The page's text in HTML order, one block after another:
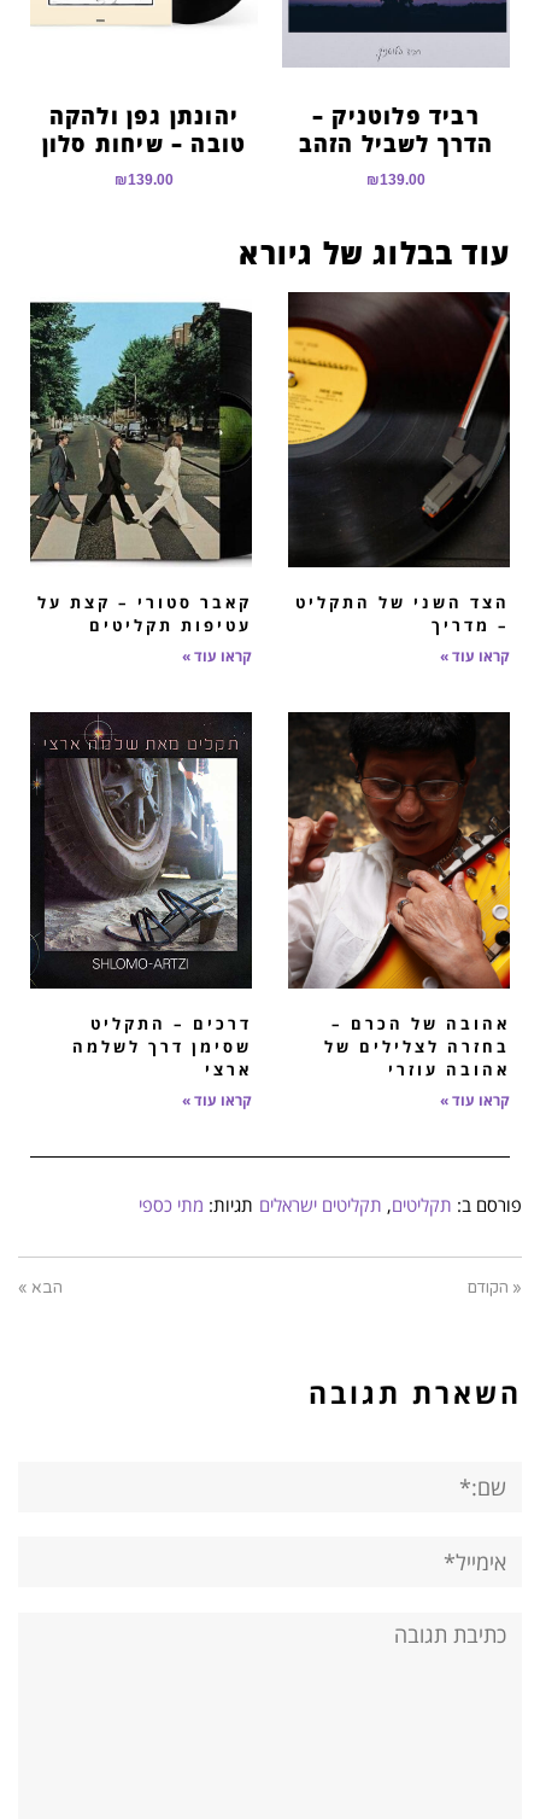
רביד פלוטניק –
הדרך לשביל הזהב
₪139.00
יהונתן גפן ולהקה
טובה – שיחות סלון
₪139.00
עוד בבלוג של גיורא
הצד השני של התקליט
– מדריך
קראו עוד »
קאבר סטורי – קצת על
עטיפות תקליטים
קראו עוד »
אהובה של הכרם –
בחזרה לצלילים של
אהובה עוזרי
קראו עוד »
דרכים – התקליט
שסימן דרך לשלמה
ארצי
קראו עוד »
פורסם ב: תקליטים, תקליטים ישראלים תגיות: מתי כספי
« הקודם הבא »
השארת תגובה
תגובה: